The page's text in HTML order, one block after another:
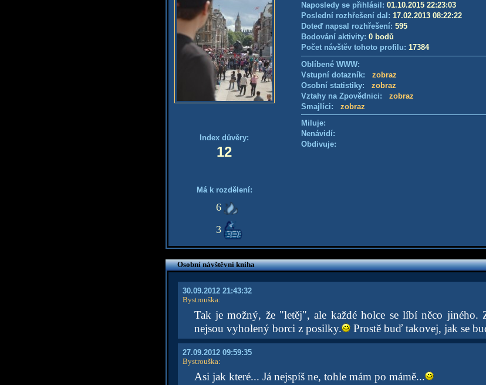
Index důvěry:
12
Má k rozdělení:
6
3
Naposledy se přihlásil: 01.10.2015 22:23:03
Poslední rozhřešení dal: 17.02.2013 08:22:22
Doteď napsal rozhřešení: 595
Bodování aktivity: 0 bodů
Počet návštěv tohoto profilu: 17384
Oblíbené WWW:
Vstupní dotazník: zobraz
Osobní statistiky: zobraz
Vztahy na Zpovědnici: zobraz
Smajlíci: zobraz
Miluje:
Nenávidí:
Obdivuje:
Osobní návštěvní kniha
30.09.2012 21:43:32
Bystrouška:
Tak je možný, že "letěj", ale každé holce se líbí něco jiného.
nejsou vyholený borci z posilky.
Prostě buď takovej, jak se
27.09.2012 09:59:35
Bystrouška:
Asi jak které... Já nejspíš ne, tohle mám po mámě...